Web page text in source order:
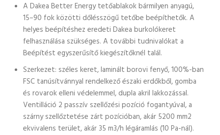
A Dakea Better Energy tetőablakok bármilyen anyagú,
15–90 fok közötti dőlésszögű tetőbe beépíthetők. A
helyes beépítéshez eredeti Dakea burkolókeret
felhasználása szükséges. A további tudnivalókat a
Beépítést egyszerűsítő kiegészítőknél talál.
Szerkezet: széles keret, laminált borovi fenyő, 100%-ban
FSC tanúsítvánnyal rendelkező északi erdőkből, gomba
és rovarok elleni védelemmel, dupla akril lakkozással.
Ventilláció 2 passzív szellőzési pozíció fogantyúval, a
szárny szellőztetése zárt pozícióban, akár 5200 mm2
ekvivalens terület, akár 35 m3/h légáramlás (10 Pa-nál).